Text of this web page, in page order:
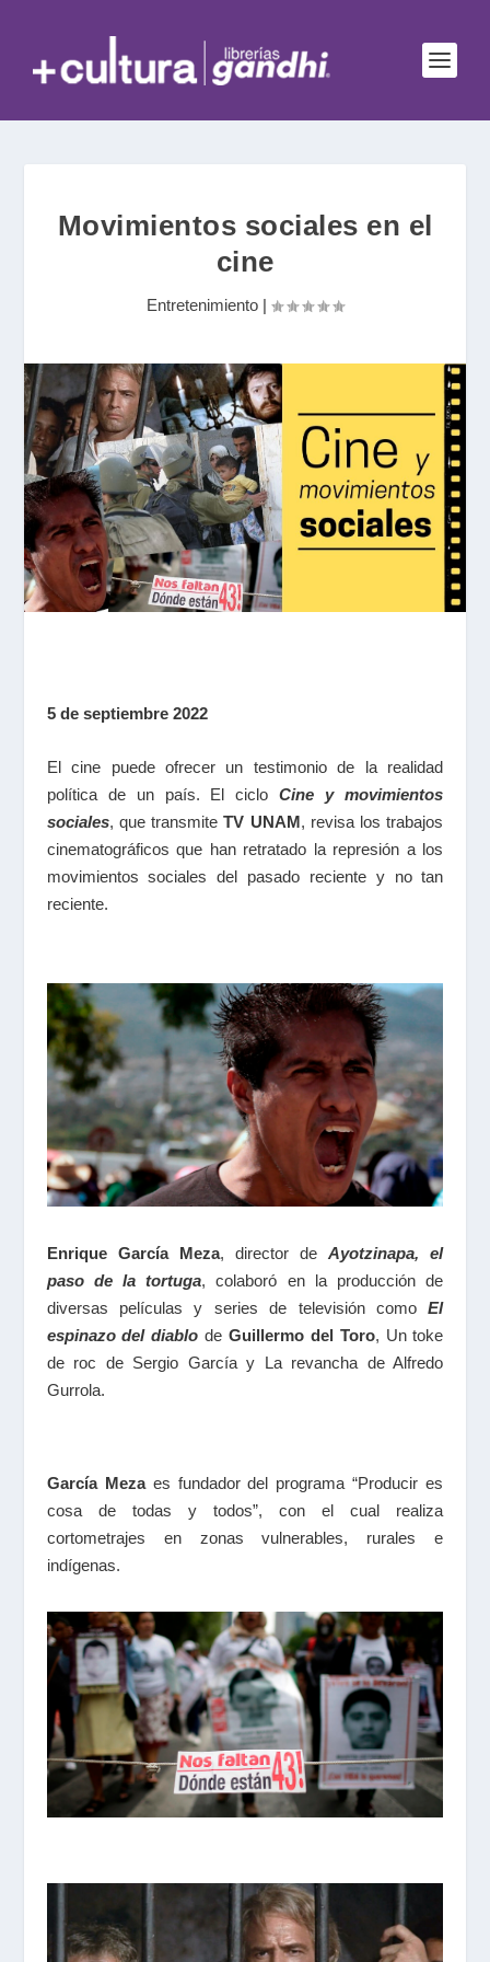
Movimientos sociales en el
cine
Entretenimiento |
5 de septiembre 2022
El cine puede ofrecer un testimonio de la realidad
política de un país. El cicloCine y movimientos
sociales, que transmiteTV UNAM, revisa los trabajos
cinematográficos que han retratado la represión a los
movimientos sociales del pasado reciente y no tan
reciente.
Enrique García Meza, director deAyotzinapa, el
paso de la tortuga, colaboró en la producción de
diversas películas y series de televisión comoEl
espinazo del diablo de Guillermo del Toro, Un toke
de roc de Sergio García y La revancha de Alfredo
Gurrola.
García Mezaes fundador del programa “Producir es
cosa de todas y todos”, con el cual realiza
cortometrajes en zonas vulnerables, rurales e
indígenas.